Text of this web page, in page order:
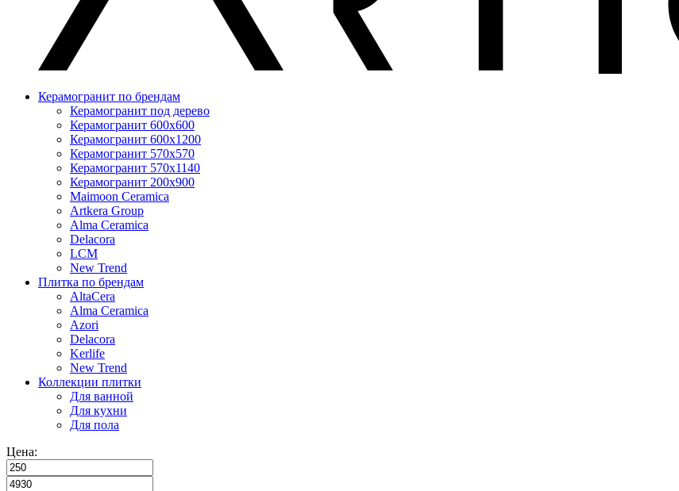
Керамогранит по брендам
Керамогранит под дерево
Керамогранит 600x600
Керамогранит 600x1200
Керамогранит 570x570
Керамогранит 570x1140
Керамогранит 200x900
Maimoon Ceramica
Artkera Group
Alma Ceramica
Delacora
LCM
New Trend
Плитка по брендам
AltaCera
Аlma Ceramica
Azori
Delacora
Kerlife
New Trend
Коллекции плитки
Для ванной
Для кухни
Для пола
Цена: